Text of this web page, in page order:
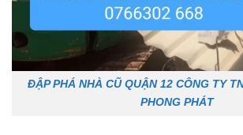
ĐẬP PHÁ NHÀ CŨ QUẬN 12 CÔNG TY
PHONG PHÁT